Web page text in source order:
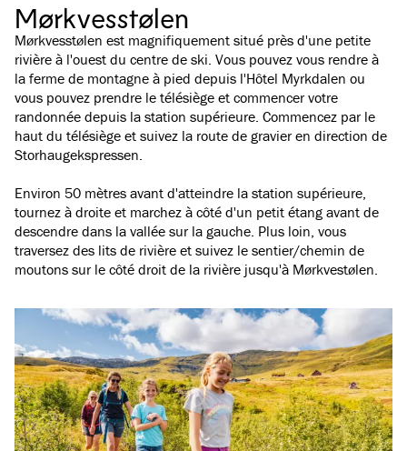
Mørkvesstølen
Mørkvesstølen est magnifiquement situé près d'une petite
rivière à l'ouest du centre de ski. Vous pouvez vous rendre à
la ferme de montagne à pied depuis l'Hôtel Myrkdalen ou
vous pouvez prendre le télésiège et commencer votre
randonnée depuis la station supérieure. Commencez par le
haut du télésiège et suivez la route de gravier en direction de
Storhaugekspressen.
Environ 50 mètres avant d'atteindre la station supérieure,
tournez à droite et marchez à côté d'un petit étang avant de
descendre dans la vallée sur la gauche. Plus loin, vous
traversez des lits de rivière et suivez le sentier/chemin de
moutons sur le côté droit de la rivière jusqu'à Mørkvestølen.